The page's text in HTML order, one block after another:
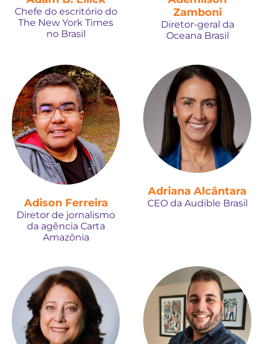
Chefe do escritório do
The New York Times
no Brasil
Zamboni
Diretor-geral da
Oceana Brasil
Adison Ferreira
Diretor de jornalismo
da agência Carta
Amazônia
Adriana Alcântara
CEO da Audible Brasil